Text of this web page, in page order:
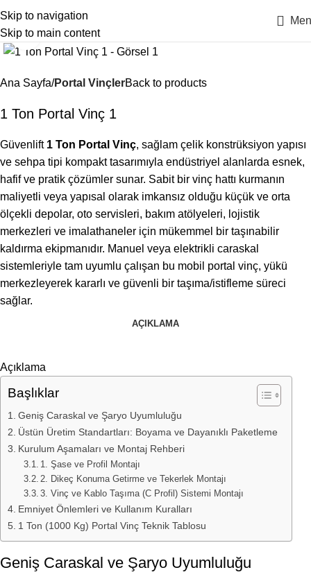
Skip to navigation
Skip to main content
Click to enlarge
Ana Sayfa Portal VinçlerBack to products
1 Ton Portal Vinç 1
Güvenlift 1 Ton Portal Vinç, sağlam çelik konstrüksiyon yapısı
ve sehpa tipi kompakt tasarımıyla endüstriyel alanlarda esnek,
hafif ve pratik çözümler sunar. Sabit bir vinç hattı kurmanın
maliyetli veya yapısal olarak imkansız olduğu küçük ve orta
ölçekli depolar, oto servisleri, bakım atölyeleri, lojistik
merkezleri ve imalathaneler için mükemmel bir taşınabilir
kaldırma ekipmanıdır. Manuel veya elektrikli caraskal
sistemleriyle tam uyumlu çalışan bu mobil portal vinç, yükü
merkezleyerek kararlı ve güvenli bir taşıma/istifleme süreci
sağlar.
AÇIKLAMA
Açıklama
Başlıklar
Geniş Caraskal ve Şaryo Uyumluluğu
Üstün Üretim Standartları: Boyama ve Dayanıklı Paketleme
Kurulum Aşamaları ve Montaj Rehberi
1. Şase ve Profil Montajı
2. Dikeç Konuma Getirme ve Tekerlek Montajı
3. Vinç ve Kablo Taşıma (C Profil) Sistemi Montajı
Emniyet Önlemleri ve Kullanım Kuralları
1 Ton (1000 Kg) Portal Vinç Teknik Tablosu
Geniş Caraskal ve Şaryo Uyumluluğu